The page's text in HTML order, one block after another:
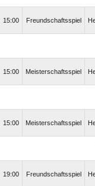
15:00 Freundschaftsspiel
15:00 Meisterschaftsspiel
15:00 Meisterschaftsspiel
19:00 Freundschaftsspiel